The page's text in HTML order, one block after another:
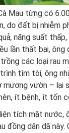
Mau từng có
do đất bị nhiễm
năng suất
lần thất bại, ông
các loại rau
tìm tòi, ông
mương vườn – lại
ít bệnh, ít tốn
tích mặt nước,
đồng dân dã này.